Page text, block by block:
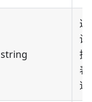
string
返
设
据
表
述